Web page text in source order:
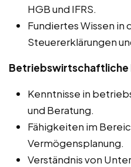
HGB und IFRS.
Fundiertes Wissen in
Steuererklärungen
Betriebswirtschaftliche
Kenntnisse in
und Beratung.
Fähigkeiten im
Vermögensplanung.
Verständnis von